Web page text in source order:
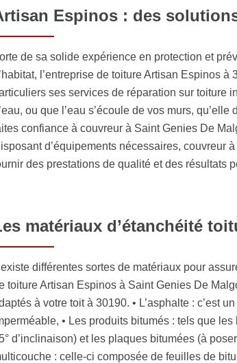
Espinos : des
de sa solide expérience en protection et
l’entreprise de toiture Artisan Espinos
ses services de réparation sur toiture
ou que l’eau s’écoule de vos murs,
confiance à couvreur à Saint Genies De
d’équipements nécessaires, couvreur
des prestations de qualité et des résultats
matériaux d’étanchéité
existe différentes sortes de matériaux pour
toiture Artisan Espinos à Saint Genies De
à votre toit à 30190. • L’asphalte : c’est
• Les produits bitumés : tels que
d’inclinaison) et les plaques bitumées (à
: celle-ci composée de feuilles de